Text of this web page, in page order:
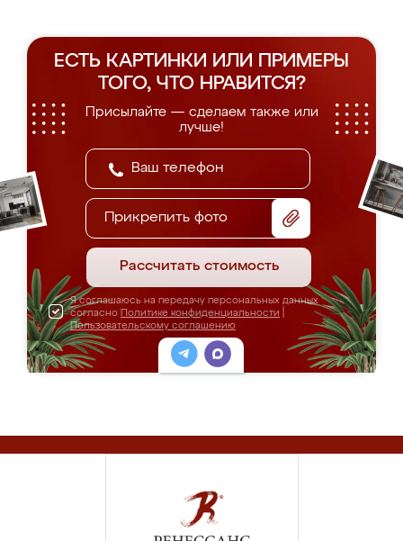
ЕСТЬ КАРТИНКИ ИЛИ ПРИМЕРЫ
ТОГО, ЧТО НРАВИТСЯ?
Присылайте — сделаем также или
лучше!
Прикрепить фото
Рассчитать стоимость
Я соглашаюсь на передачу персональных данных
согласно Политике конфиденциальности
Пользовательскому соглашению